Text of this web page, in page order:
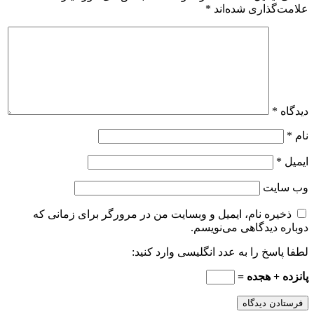
علامت‌گذاری شده‌اند *
دیدگاه *
نام *
ایمیل *
وب‌ سایت
ذخیره نام، ایمیل و وبسایت من در مرورگر برای زمانی که
دوباره دیدگاهی می‌نویسم.
لطفا پاسخ را به عدد انگلیسی وارد کنید:
پانزده + هجده =